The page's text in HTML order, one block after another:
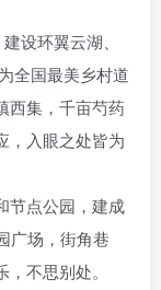
设环翼云湖、
全国最美乡村道
西集，千亩芍药
，入眼之处皆为
节点公园，建成
广场，街角巷
不思别处。